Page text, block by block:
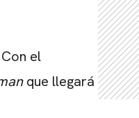
el
que llegará